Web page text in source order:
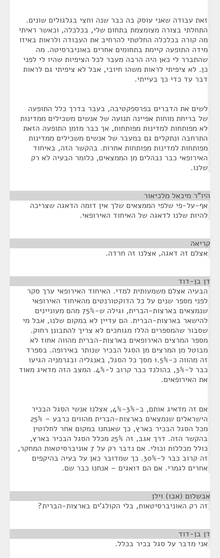
זאת עבודה שאני עוסק בה כבר שנה וחצי בגלגולים שונים.
התחלתי בצורה מצומצמת בתחום שלי, בכלכלה, וכאשר ראיתי
מה קורה בכלכלה החלטתי להרחיב את העבודה ולראות באיזו
מידה התופעה קיימת בתחומים אחרים באוניברסיטה. מה
שהתברר לי כאן היה הרבה מעבר לכל הציפיות שהיו לי לפני
כן. לא ציפיתי לראות משהו חיובי, אבל לא ציפיתי גם לראות
דבר עד כדי כך בעייתי.
לשים את הדברים בפרספקטיבה, בעבר בדרך כלל התופעה
של בריחת מוחות אפיינה תנועה של אנשים משכילים ממדינות
לא מפותחות למדינות מפותחות, אך כבר מזמן התופעה הזאת
התרחבה ונתקלים גם במעבר של אנשים משכילים ממדינות
מפותחות למדינות מפותחות אחרות. בהקשר הזה, באיחוד
האירופאי כבר נבהלים מן הממצאים, כלומר הבעיה לא רק
שלנו.
היו"ר מיכאל מלכיאור
אף-על-פי שלפי הממצאים שלך אין דומה הדאגה שצריכה
להיות שלנו לדאגה של האיחוד האירופאי.
קריאה
אצלם זה דאגה, אצלנו זה חרדה.
דן בן-דוד
הבעיה אצלם משמעותית למדי. האיחוד האירופאי ערך סקר
לפני מספר שנים על כל הדוקטורנטים מהאיחוד האירופאי
שנמצאים בארצות-הברית, וגילה ש-75% מהם מעוניינים
להישאר בארצות-הברית. הם עדיין לא במקום שלנו, אבל מי
שסבור שהמספרים הללו מגוחכים לא צריך להתבונן רחוק.
מספר המרצים האירופאים בארצות-הברית מהווה אחוז לא
מבוטל מן המרצים מן הסגל הבכיר שנותר באירופה. בספרד
זה מהווה כ-1.5% מסך כל הסגל, באנגליה ובגרמניה הגיעו
כבר ל-3%, בהולנד כבר קרוב ל-4%. המצב הזה מדאיג מאוד
את האירופאים.
אם זה מדאיג אותם, ב-3%-4%, אצלנו אנשי הסגל הבכיר
הישראלים שנמצאים בארצות-הברית מהווים כרבע – 25%
מכל הסגל הבכיר בארץ, כך שאנחנו במקום אחר לחלוטין
בהקשר הזה. דרך אגב, זה 25% מכלל הסגל הבכיר בארץ,
כולל מכללות וכולי. אם נדבר רק על 7 אוניברסיטאות המחקר,
זה קרוב כבר ל-30%. כך שמדובר כאן על בעיה בהיקפים
אחרים לגמרי. אם הם דואגים – אנחנו כבר שם.
אבשלום (אבו) וילן
זה רק האוניברסיטאות, בלי הקולג'ים בארצות-הברית?
דן בן-דוד
אני מדבר על סגל בכיר בכלל.